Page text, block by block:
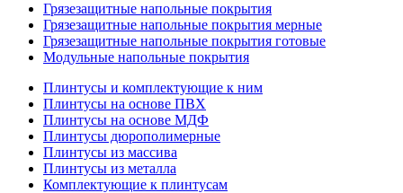
Грязезащитные напольные покрытия
Грязезащитные напольные покрытия мерные
Грязезащитные напольные покрытия готовые
Модульные напольные покрытия
Плинтусы и комплектующие к ним
Плинтусы на основе ПВХ
Плинтусы на основе МДФ
Плинтусы дюрополимерные
Плинтусы из массива
Плинтусы из металла
Комплектующие к плинтусам